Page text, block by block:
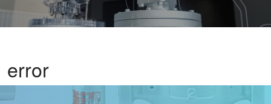
error